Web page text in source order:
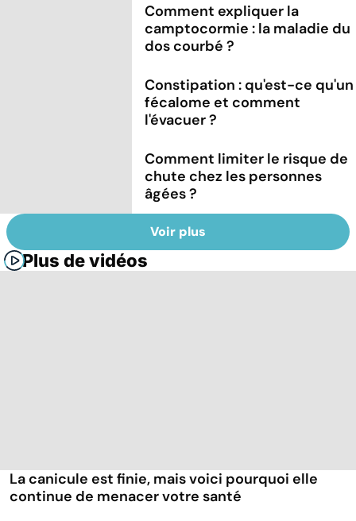
Comment expliquer la
camptocormie : la maladie du
dos courbé ?
Constipation : qu'est-ce qu'un
fécalome et comment
l'évacuer ?
Comment limiter le risque de
chute chez les personnes
âgées ?
Voir plus
Plus de vidéos
La canicule est finie, mais voici pourquoi elle
continue de menacer votre santé